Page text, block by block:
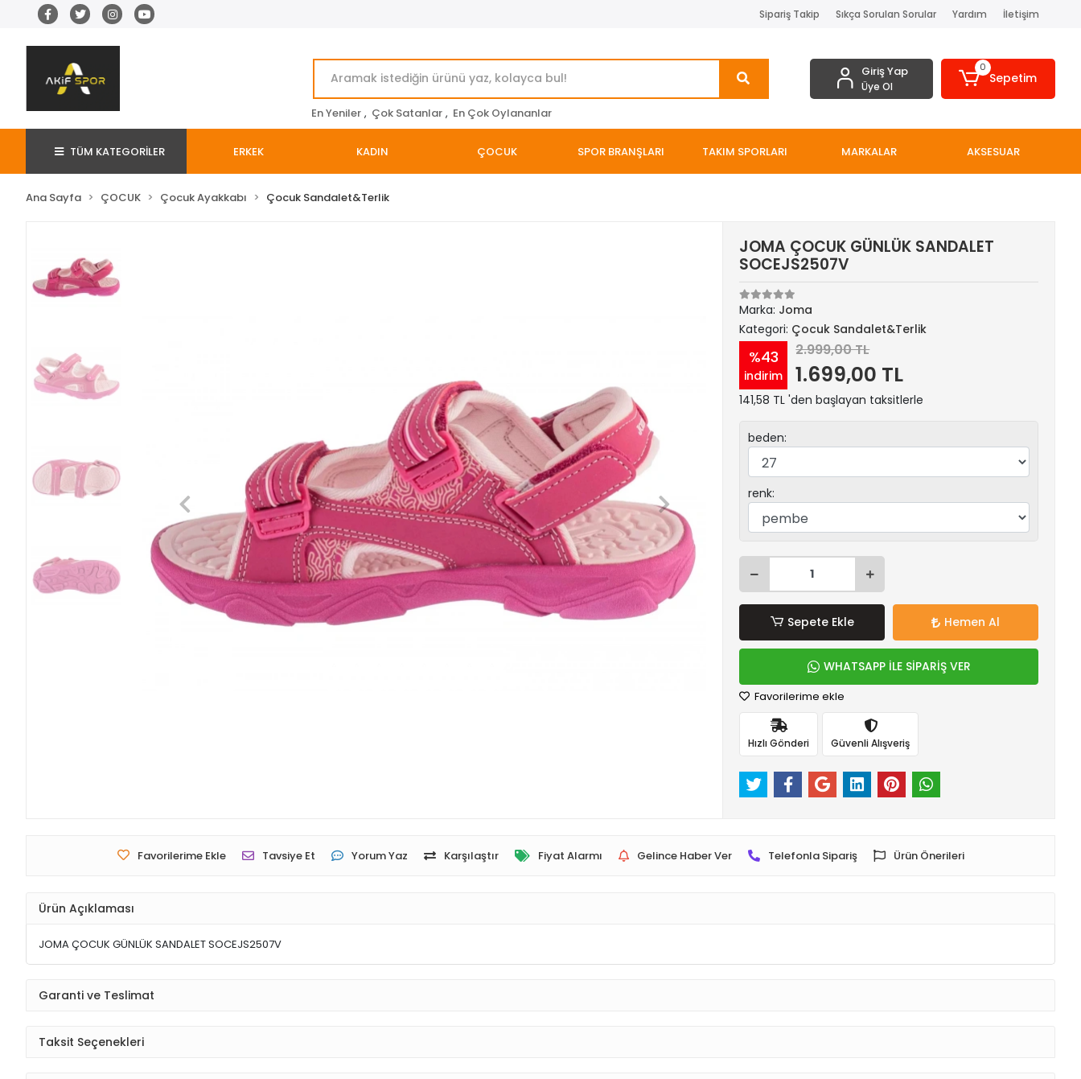
Sipariş Takip Sıkça Sorulan Sorular Yardım İletişim
En Yeniler , Çok Satanlar , En Çok Oylananlar
Giriş Yap
Üye Ol
0
Sepetim
TÜM KATEGORİLER ERKEK KADIN ÇOCUK SPOR BRANŞLARI TAKIM SPORLARI MARKALAR AKSESUAR
Ana Sayfa ÇOCUK Çocuk Ayakkabı Çocuk Sandalet&Terlik
JOMA ÇOCUK GÜNLÜK SANDALET
SOCEJS2507V
Marka: Joma
Kategori: Çocuk Sandalet&Terlik
%43
indirim
2.999,00 TL
1.699,00 TL
141,58 TL 'den başlayan taksitlerle
beden:
renk:
Sepete Ekle Hemen Al
WHATSAPP İLE SİPARİŞ VER
Favorilerime ekle
Hızlı Gönderi Güvenli Alışveriş
Favorilerime Ekle Tavsiye Et Yorum Yaz Karşılaştır Fiyat Alarmı Gelince Haber Ver Telefonla Sipariş Ürün Önerileri
Ürün Açıklaması
JOMA ÇOCUK GÜNLÜK SANDALET SOCEJS2507V
Garanti ve Teslimat
Taksit Seçenekleri